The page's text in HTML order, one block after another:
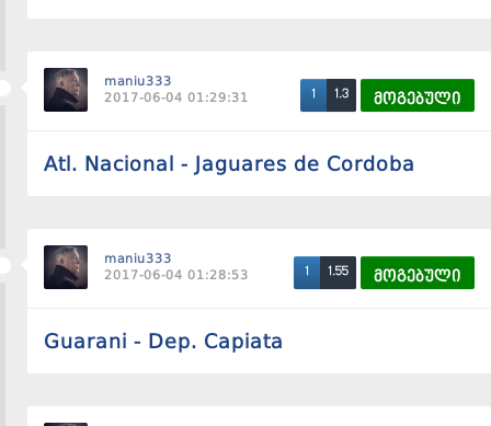
maniu333
2017-06-04 01:29:31
1 1.3 მოგებული
Atl. Nacional - Jaguares de Cordoba
maniu333
2017-06-04 01:28:53
1 1.55 მოგებული
Guarani - Dep. Capiata